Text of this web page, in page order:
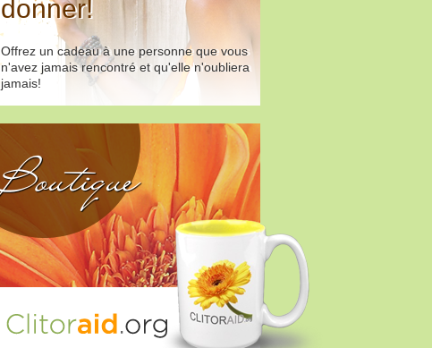
donner!
Offrez un cadeau à une personne que vous
n'avez jamais rencontré et qu'elle n'oubliera
jamais!
Boutique